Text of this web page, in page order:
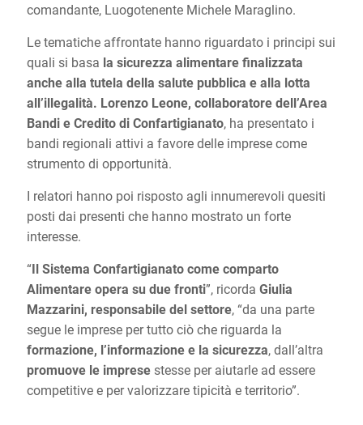
comandante, Luogotenente Michele Maraglino.
Le tematiche affrontate hanno riguardato i principi sui
quali si basa la sicurezza alimentare finalizzata
anche alla tutela della salute pubblica e alla lotta
all’illegalità. Lorenzo Leone, collaboratore dell’Area
Bandi e Credito di Confartigianato, ha presentato i
bandi regionali attivi a favore delle imprese come
strumento di opportunità.
I relatori hanno poi risposto agli innumerevoli quesiti
posti dai presenti che hanno mostrato un forte
interesse.
“Il Sistema Confartigianato come comparto
Alimentare opera su due fronti”, ricorda Giulia
Mazzarini, responsabile del settore, “da una parte
segue le imprese per tutto ciò che riguarda la
formazione, l’informazione e la sicurezza, dall’altra
promuove le imprese stesse per aiutarle ad essere
competitive e per valorizzare tipicità e territorio”.